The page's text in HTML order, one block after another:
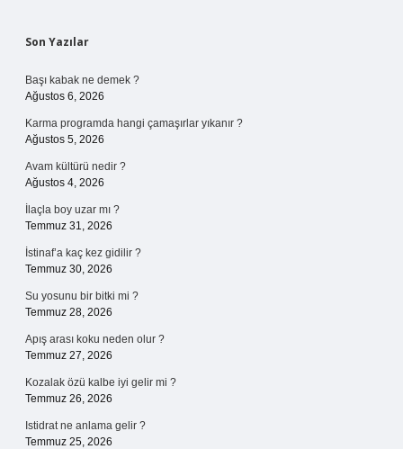
Sidebar
Son Yazılar
Başı kabak ne demek ?
Ağustos 6, 2026
Karma programda hangi çamaşırlar yıkanır ?
Ağustos 5, 2026
Avam kültürü nedir ?
Ağustos 4, 2026
İlaçla boy uzar mı ?
Temmuz 31, 2026
İstinaf’a kaç kez gidilir ?
Temmuz 30, 2026
Su yosunu bir bitki mi ?
Temmuz 28, 2026
Apış arası koku neden olur ?
Temmuz 27, 2026
Kozalak özü kalbe iyi gelir mi ?
Temmuz 26, 2026
Istidrat ne anlama gelir ?
Temmuz 25, 2026